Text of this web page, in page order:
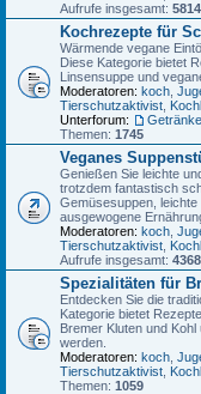
Aufrufe insgesamt:
Kochrezepte für
Wärmende vegane
Diese Kategorie bietet
Linsensuppe und
Moderatoren: koch
Tierschutzaktivist
Unterforum:
Getränke
Themen: 1745
Veganes
Genießen Sie leichte
trotzdem fantastisch
Gemüsesuppen,
ausgewogene
Moderatoren: koch
Tierschutzaktivist
Aufrufe insgesamt:
Spezialitäten für
Entdecken Sie die
Kategorie bietet
Bremer Kluten und
werden.
Moderatoren: koch
Tierschutzaktivist
Themen: 1059